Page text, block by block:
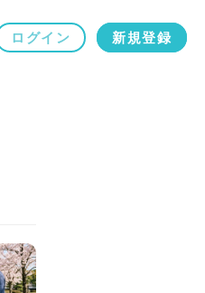
ログイン 新規登録